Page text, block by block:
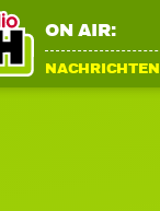
ON AIR:
NACHRICHTEN